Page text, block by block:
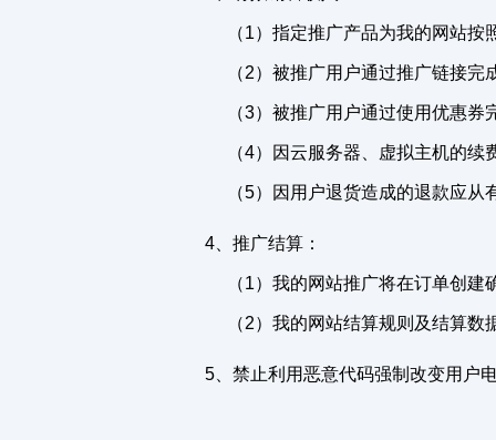
（1）指定推广产品为我的网站
（2）被推广用户通过推广链接
（3）被推广用户通过使用优惠
（4）因云服务器、虚拟主机的续
（5）因用户退货造成的退款应从
4、推广结算：
（1）我的网站推广将在订单创
（2）我的网站结算规则及结算
5、禁止利用恶意代码强制改变用户